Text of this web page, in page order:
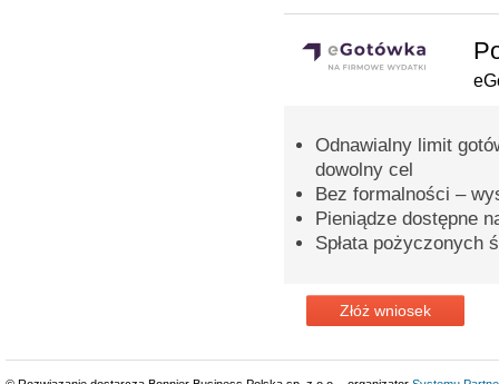
Odnawialny limit
dowolny cel
Bez formalności –
Pieniądze dostępne
Spłata pożyczonych
Złóż wniosek